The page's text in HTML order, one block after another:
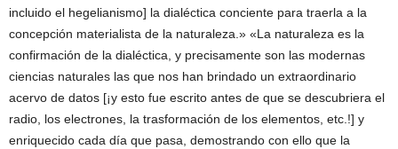
incluido el hegelianismo] la dialéctica conciente para traerla a la
concepción materialista de la naturaleza.» «La naturaleza es la
confirmación de la dialéctica, y precisamente son las modernas
ciencias naturales las que nos han brindado un extraordinario
acervo de datos [¡y esto fue escrito antes de que se descubriera el
radio, los electrones, la trasformación de los elementos, etc.!] y
enriquecido cada día que pasa, demostrando con ello que la